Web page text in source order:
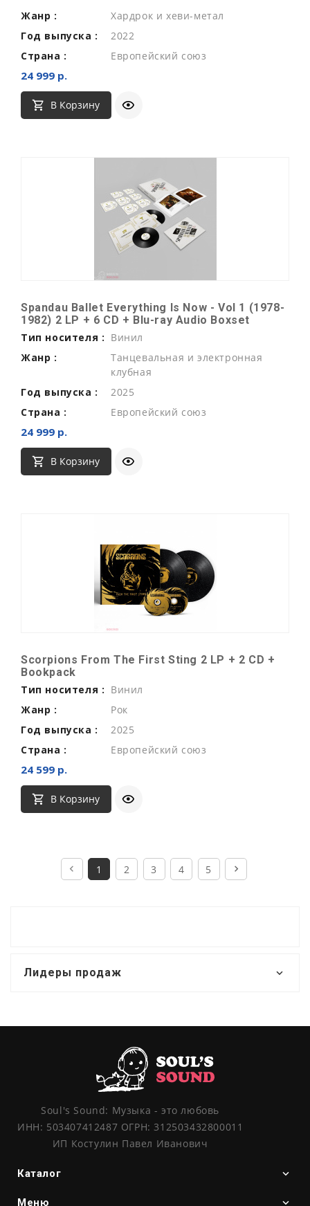
Жанр :
Хардрок и хеви-метал
Год выпуска :
2022
Страна :
Европейский союз
24 999 р.
В Корзину
Spandau Ballet Everything Is Now - Vol 1 (1978-
1982) 2 LP + 6 CD + Blu-ray Audio Boxset
Тип носителя : Винил
Жанр :
Танцевальная и электронная
клубная
Год выпуска :
2025
Страна :
Европейский союз
24 999 р.
В Корзину
Scorpions From The First Sting 2 LP + 2 CD +
Bookpack
Тип носителя : Винил
Жанр :
Рок
Год выпуска :
2025
Страна :
Европейский союз
24 599 р.
В Корзину
1 2 3 4 5
Лидеры продаж
Soul's Sound: Музыка - это любовь
ИНН: 503407412487 ОГРН: 312503432800011
ИП Костулин Павел Иванович
Каталог
Меню